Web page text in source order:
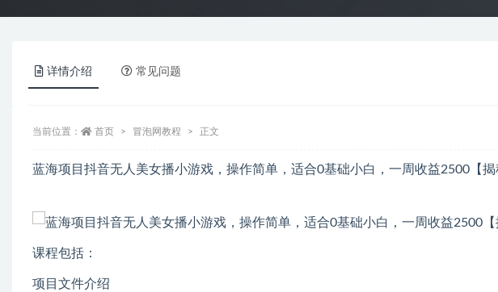
详情介绍 常见问题
当前位置： 首页 冒泡网教程 正文
蓝海项目抖音无人美女播小游戏，操作简单，适合0基础小白，一周收益2500【揭
课程包括：
项目文件介绍